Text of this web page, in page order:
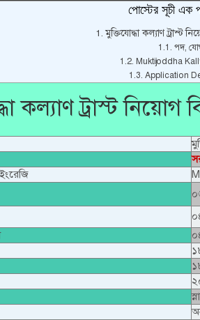
পোস্টের সূচী এক
মুক্তিযোদ্ধা কল্যাণ ট্রাস্ট
পদ,
Muktijoddha
Application
কল্যাণ ট্রাস্ট নিয়োগ